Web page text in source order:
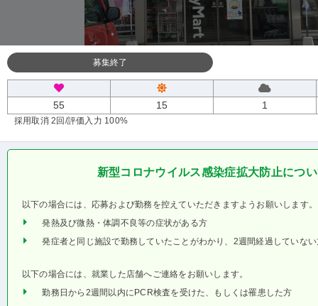
募集終了
55 15 1
採用取消 2回 /評価入力 100%
新型コロナウイルス感染症拡大防止につ
以下の場合には、応募および勤務を控えていただきますようお願いします。
発熱及び微熱・体調不良等の症状がある方
発症者と同じ施設で勤務していたことがわかり、2週間経過していな
以下の場合には、就業した店舗へご連絡をお願いします。
勤務日から2週間以内にPCR検査を受けた、もしくは罹患した方